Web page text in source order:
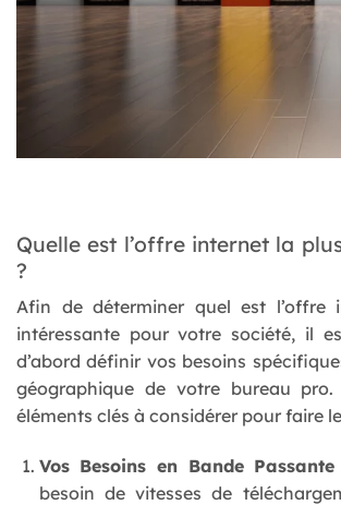
Quelle est l’offre internet la
?
Afin de déterminer quel est l’offre
intéressante pour votre société, il
d’abord définir vos besoins
géographique de votre bureau pro.
éléments clés à considérer pour faire
Vos Besoins en Bande Passante
besoin de vitesses de